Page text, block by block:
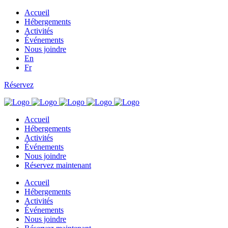
Accueil
Hébergements
Activités
Événements
Nous joindre
En
Fr
Réservez
Accueil
Hébergements
Activités
Événements
Nous joindre
Réservez maintenant
Accueil
Hébergements
Activités
Événements
Nous joindre